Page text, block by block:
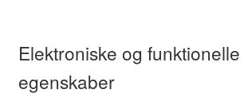
Elektroniske og funktionelle
egenskaber